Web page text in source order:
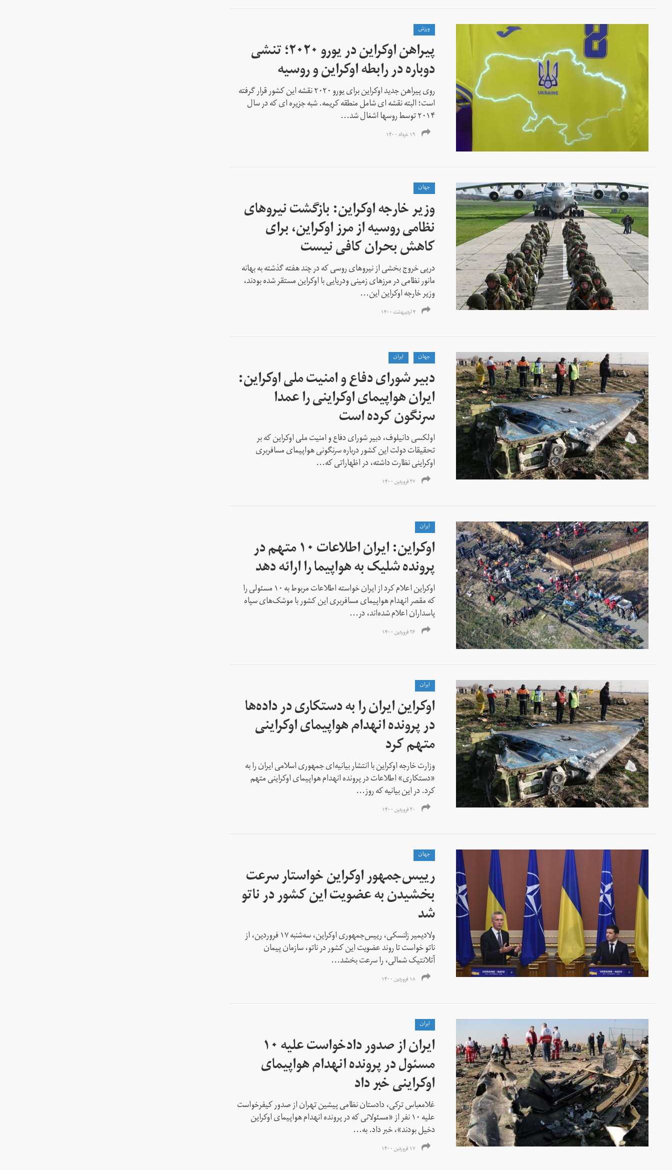
ورزش
پیراهن اوکراین در یورو ۲۰۲۰؛ تنشی
دوباره در رابطه اوکراین و روسیه
روی پیراهن جدید اوکراین برای یورو ۲۰۲۰ نقشه این کشور قرار گرفته
است؛ البته نقشه ای شامل منطقه کریمه. شبه جزیره ای که در سال
۲۰۱۴ توسط روسها اشغال شد...
۱۹ خرداد ۱۴۰۰
جهان
وزیر خارجه اوکراین: بازگشت نیروهای
نظامی روسیه از مرز اوکراین، برای
کاهش بحران کافی نیست
درپی خروج بخشی از نیروهای روسی که در چند هفته گذشته به بهانه
مانور نظامی در مرزهای زمینی ودریایی با اوکراین مستقر شده بودند،
وزیر خارجه اوکراین این...
۴ اردیبهشت ۱۴۰۰
جهان ايران
دبیر شورای دفاع و امنیت ملی اوکراین:
ایران هواپیمای اوکراینی را عمدا
سرنگون کرده است
اولکسی دانیلوف، دبیر شورای دفاع و امنیت ملی اوکراین که بر
تحقیقات دولت این کشور درباره سرنگونی هواپیمای مسافربری
اوکراینی نظارت داشته، در اظهاراتی که...
۲۷ فروردین ۱۴۰۰
ايران
اوکراین: ایران اطلاعات ۱۰ متهم در
پرونده شلیک به هواپیما را ارائه دهد
اوکراین اعلام کرد از ایران خواسته اطلاعات مربوط به ۱۰ مسئولی را
که مقصر انهدام هواپیمای مسافربری این کشور با موشک‌های سپاه
پاسداران اعلام شده‌اند، در...
۲۶ فروردین ۱۴۰۰
ايران
اوکراین ایران را به دستکاری در داده‌ها
در پرونده انهدام هواپیمای اوکراینی
متهم کرد
وزارت خارجه اوکراین با انتشار بیانیه‌ای جمهوری اسلامی ایران را به
«دستکاری» اطلاعات در پرونده انهدام هواپیمای اوکراینی متهم
کرد. در این بیانیه که روز...
۲۰ فروردین ۱۴۰۰
جهان
رییس‌جمهور اوکراین خواستار سرعت
بخشیدن به عضویت این کشور در ناتو
شد
ولادیمیر زلنسکی، رییس‌جمهوری اوکراین، سه‌شنبه ۱۷ فروردین‌، از
ناتو خواست تا روند عضویت این کشور در ناتو، سازمان پیمان
آتلانتیک شمالی، را سرعت بخشد...
۱۸ فروردین ۱۴۰۰
ايران
ایران از صدور دادخواست علیه ۱۰
مسئول در پرونده انهدام هواپیمای
اوکراینی خبر داد
غلامعباس ترکی، دادستان نظامی پیشین تهران از صدور کیفرخواست
علیه ۱۰ نفر از «مسئولانی که در پرونده انهدام هواپیمای اوکراین
دخیل بودند»، خبر داد. به...
۱۷ فروردین ۱۴۰۰